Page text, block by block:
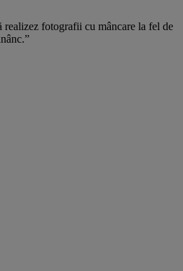
realizez fotografii cu mâncare la fel de